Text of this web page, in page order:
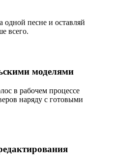
одной песне и оставляй
всего.
моделями
в рабочем процессе
наряду с готовыми